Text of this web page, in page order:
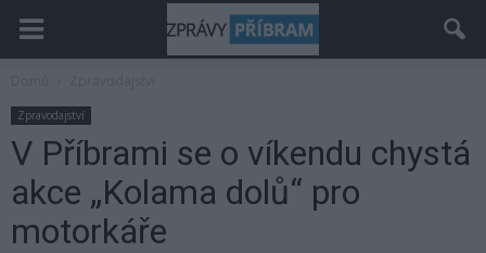
Zpravodajství
V Příbrami se o víkendu chystá
akce „Kolama dolů“ pro
motorkáře